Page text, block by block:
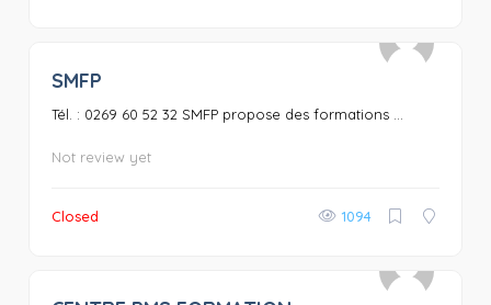
SMFP
Tél. : 0269 60 52 32 SMFP propose des formations ...
Not review yet
Closed 1094